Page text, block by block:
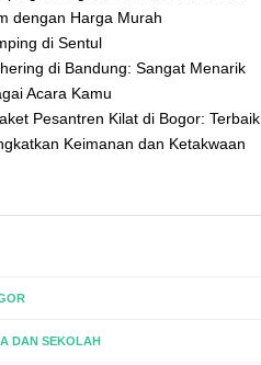
dengan Harga Murah
di Sentul
di Bandung: Sangat Menarik
Acara Kamu
Pesantren Kilat di Bogor: Terbaik
Keimanan dan Ketakwaan
DAN SEKOLAH